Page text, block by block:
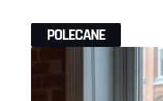
POLECANE